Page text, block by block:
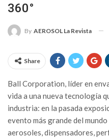
360°
By AEROSOL La Revista
Share
Ball Corporation, líder en
vida a una nueva tecnología
industria: en la pasada
evento más grande del
aerosoles, dispensadores,